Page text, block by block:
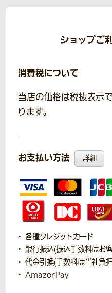
ショップご
消費税について
当店の価格は税抜表示
ります。
お支払い方法 詳細
各種クレジットカード
銀行振込(振込手数料はお
代金引換(手数料は当社負
AmazonPay